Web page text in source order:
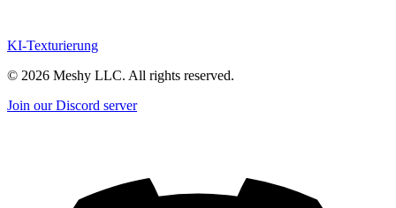
KI-Texturierung
© 2026 Meshy LLC. All rights reserved.
Join our Discord server